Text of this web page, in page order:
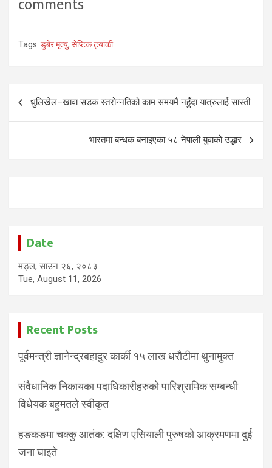
comments
Tags: डुबेर मृत्यु, सेप्टिक ट्यांकी
Post
navigation
धुलिखेल–खावा सडक स्तरोन्नतिको काम समयमै नहुँदा यात्रुलाई सास्ती..
भारतमा बन्धक बनाइएका ५८ नेपाली युवाको उद्धार
Date
मङ्ल, साउन २६, २०८३
Tue, August 11, 2026
Recent Posts
पूर्वमन्त्री ज्ञानेन्द्रबहादुर कार्की १५ लाख धरौटीमा थुनामुक्त
संवैधानिक निकायका पदाधिकारीहरुको पारिश्रामिक सम्बन्धी
विधेयक बहुमतले स्वीकृत
हङकङमा चक्कु आतंक: दक्षिण एसियाली पुरुषको आक्रमणमा दुई
जना घाइते